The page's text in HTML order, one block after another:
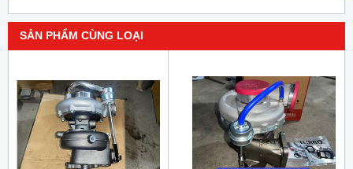
SẢN PHẨM CÙNG LOẠI